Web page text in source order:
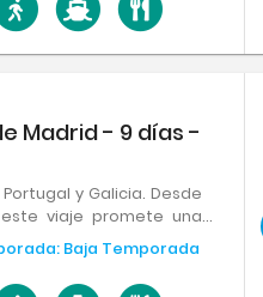
Madrid - 9 días -
y Galicia. Desde
viaje promete una
y paisajes. ¡Una
Baja Temporada